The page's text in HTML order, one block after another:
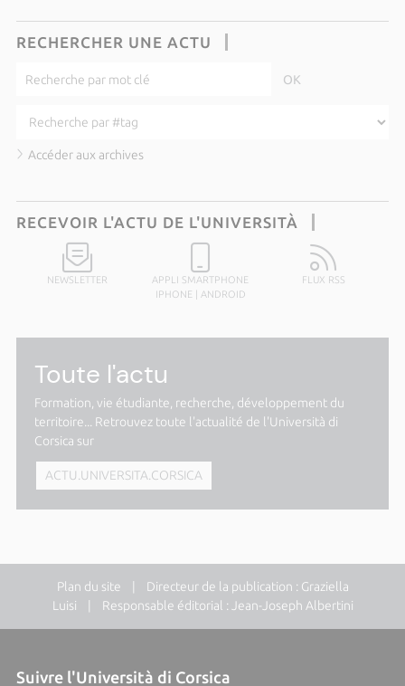
RECHERCHER UNE ACTU
Accéder aux archives
RECEVOIR L'ACTU DE L'UNIVERSITÀ
NEWSLETTER
APPLI SMARTPHONE
IPHONE
ANDROID
FLUX RSS
Toute l'actu
Formation, vie étudiante, recherche, développement du
territoire... Retrouvez toute l'actualité de l'Università di
Corsica sur
ACTU.UNIVERSITA.CORSICA
Plan du site | Directeur de la publication : Graziella
Luisi | Responsable éditorial : Jean-Joseph Albertini
Suivre l'Università di Corsica